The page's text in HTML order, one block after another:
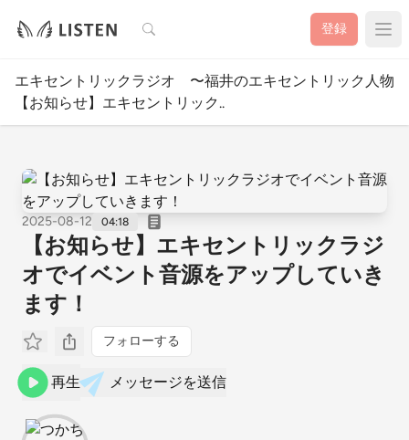
検索 登録
エキセントリックラジオ 〜福井のエキセントリック人物
【お知らせ】エキセントリック..
2025-08-12 04:18
【お知らせ】エキセントリックラジ
オでイベント音源をアップしていき
ます！
フォローする
再生 メッセージを送信